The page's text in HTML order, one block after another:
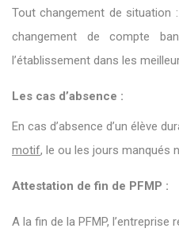
Tout changement de situation
changement de compte
l’établissement dans les
Les cas d’absence :
En cas d’absence d’un élève
motif, le ou les jours manqués
Attestation de fin de PFMP :
A la fin de la PFMP,